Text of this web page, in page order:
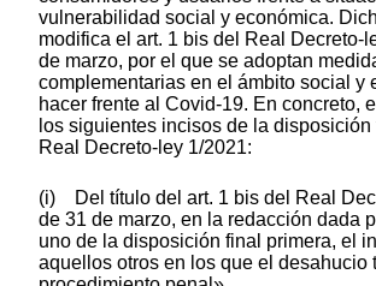
vulnerabilidad social y económica.
modifica el art. 1 bis del Real Decreto-
de marzo, por el que se adoptan
complementarias en el ámbito social y
hacer frente al Covid-19. En concreto,
los siguientes incisos de la disposición
Real Decreto-ley 1/2021:
(i) Del título del art. 1 bis del Real
de 31 de marzo, en la redacción dada
uno de la disposición final primera, el
aquellos otros en los que el desahucio